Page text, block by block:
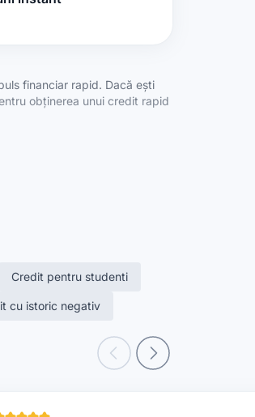
financiar rapid. Dacă ești
obținerea unui credit rapid
apelezi la împrumuturi
pe transparență totală,
Credit pentru studenti
cu istoric negativ